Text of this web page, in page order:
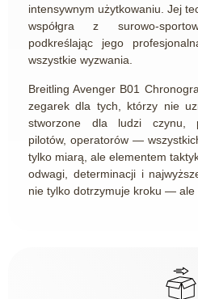
intensywnym użytkowaniu. Jej
współgra z surowo-
podkreślając jego
wszystkie wyzwania.
Breitling Avenger B01
zegarek dla tych, którzy nie
stworzone dla ludzi czynu,
pilotów, operatorów —
tylko miarą, ale elementem
odwagi, determinacji i
nie tylko dotrzymuje kroku — ale